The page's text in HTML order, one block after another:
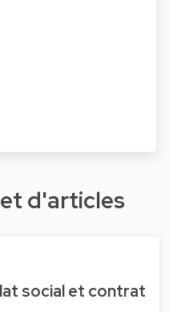
d'articles
social et contrat